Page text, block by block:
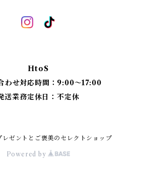
HtoS
わせ対応時間：9:00〜17:00
送業務定休日：不定休
ゼントとご褒美のセレクトショップ
Powered by